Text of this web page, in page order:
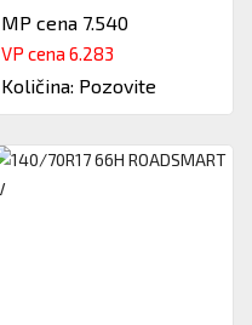
MP cena 7.540
VP cena 6.283
Količina: Pozovite